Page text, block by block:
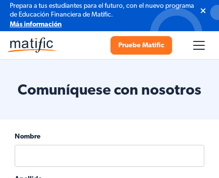
Prepara a tus estudiantes para el futuro, con el nuevo programa
de Educación Financiera de Matific.
Más información
Pruebe Matific
Comuníquese con nosotros
Nombre